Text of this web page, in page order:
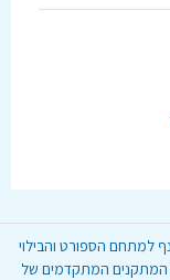
למתחם הספורט והבילוי
המתקנים המתקדמים של